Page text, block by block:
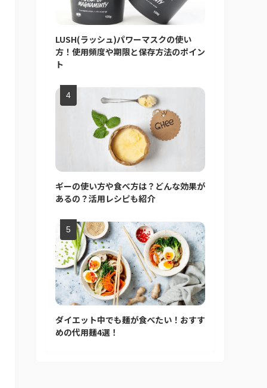
LUSH(ラッシュ)パワーマスクの使い
方！使用頻度や期限と保存方法のポイン
ト
ギーの使い方や食べ方は？どんな効果が
あるの？活用レシピも紹介
ダイエット中でも麺が食べたい！おすす
めの代用麺4選！